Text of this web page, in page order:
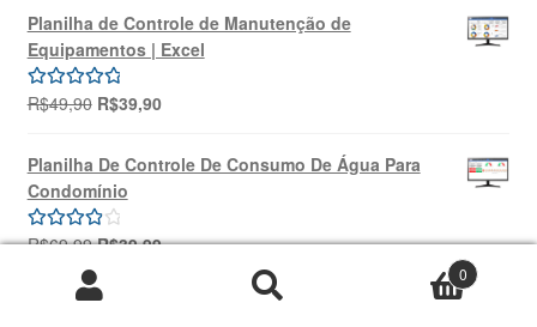
original
era:
R$149,99.
atual
é:
R$99,99.
Planilha de Controle de Manutenção de
Equipamentos | Excel
Avaliação
R$49,90 O
original
era:
R$49,90.
R$39,90O
atual
é:
Planilha De Controle De Consumo De Água Para
Condomínio
Avaliação
de 5
R$69,99O
preço
original
R$39,99O
Planilha 5W2H Excel + Treinamento Online | SOUZA
Pesquisar
Pesquisar
0